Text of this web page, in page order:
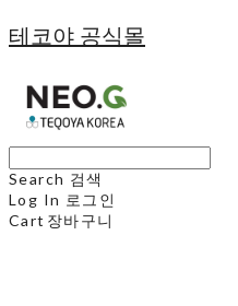
테코야 공식몰
Search 검색
Log In 로그인
Cart 장바구니